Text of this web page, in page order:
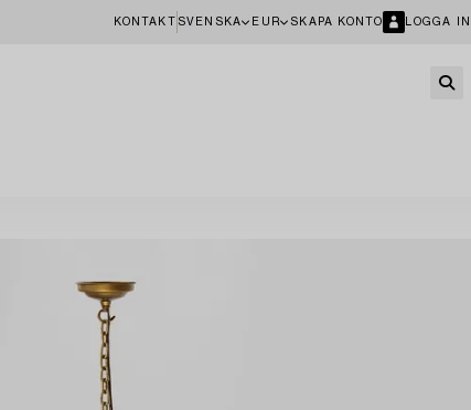
KONTAKT SVENSKA EUR SKAPA KONTO LOGGA IN